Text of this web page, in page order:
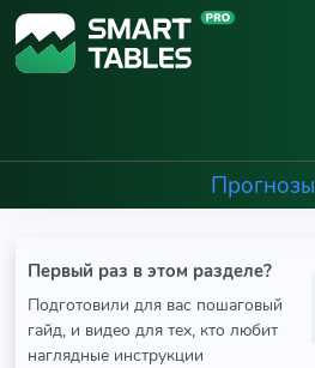
Прогнозы
Первый раз в этом разделе?
Подготовили для вас пошаговый
гайд, и видео для тех, кто любит
наглядные инструкции